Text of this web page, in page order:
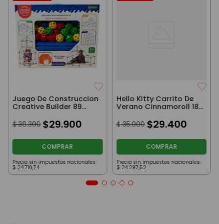
Juego De Construccion
Creative Builder 89
$ 38.300 $29.900
COMPRAR
Precio sin impuestos nacionales:
$ 24.710,74
Hello Kitty Carrito De
Verano Cinnamoroll 18
$ 35.000 $29.400
COMPRAR
Precio sin impuestos nacionales:
$ 24.297,52